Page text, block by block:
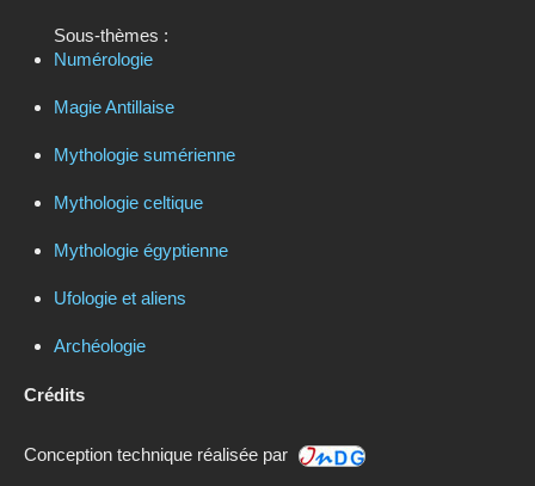
Sous-thèmes :
Numérologie
Magie Antillaise
Mythologie sumérienne
Mythologie celtique
Mythologie égyptienne
Ufologie et aliens
Archéologie
Crédits
Conception technique réalisée par